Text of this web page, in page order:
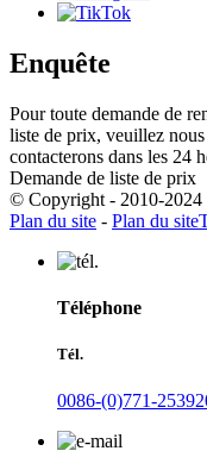
Enquête
Pour toute demande de
liste de prix, veuillez
contacterons dans les 24
Demande de liste de prix
© Copyright - 2010-2024
Plan du site - Plan du
Téléphone
Tél.
0086-(0)771-